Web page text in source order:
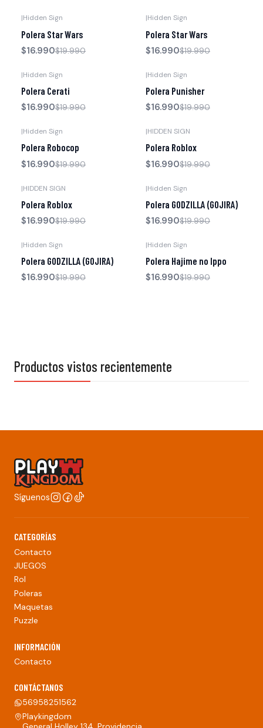
|Hidden Sign
Polera Star Wars
$16.990$19.990
|Hidden Sign
Polera Star Wars
$16.990$19.990
|Hidden Sign
Polera Cerati
$16.990$19.990
|Hidden Sign
Polera Punisher
$16.990$19.990
|Hidden Sign
Polera Robocop
$16.990$19.990
|HIDDEN SIGN
Polera Roblox
$16.990$19.990
|HIDDEN SIGN
Polera Roblox
$16.990$19.990
|Hidden Sign
Polera GODZILLA (GOJIRA)
$16.990$19.990
|Hidden Sign
Polera GODZILLA (GOJIRA)
$16.990$19.990
|Hidden Sign
Polera Hajime no Ippo
$16.990$19.990
Productos vistos recientemente
Síguenos
CATEGORÍAS
Contacto
JUEGOS
Rol
Poleras
Maquetas
Puzzle
INFORMACIÓN
Contacto
CONTÁCTANOS
56958251562
Playkingdom